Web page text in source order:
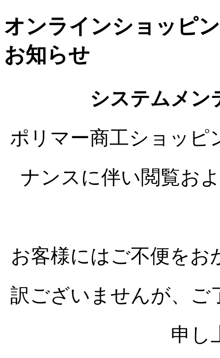
オンラインショッピ
お知らせ
システムメン
ポリマー商工ショッピ
ナンスに伴い閲覧お
お客様にはご不便を
訳ございませんが、ご
申し